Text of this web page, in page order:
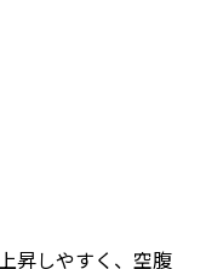
昇しやすく、空腹